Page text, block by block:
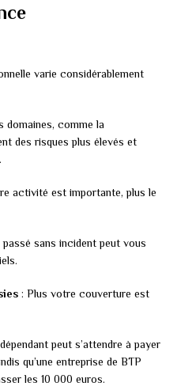
varie considérablement
domaines, comme la
des risques plus élevés et
activité est importante, plus le
passé sans incident peut vous
: Plus votre couverture est
peut s’attendre à payer
qu’une entreprise de BTP
les 10 000 euros.